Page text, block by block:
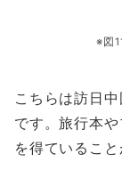
※図
こちらは訪日
です。旅行本
を得ていること